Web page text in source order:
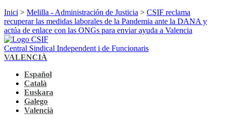
Inici > Melilla - Administración de Justicia > CSIF reclama
recuperar las medidas laborales de la Pandemia ante la DANA y
actúa de enlace con las ONGs para enviar ayuda a Valencia
Central Sindical Independent i de Funcionaris
VALENCIÀ
Español
Català
Euskara
Galego
Valencià